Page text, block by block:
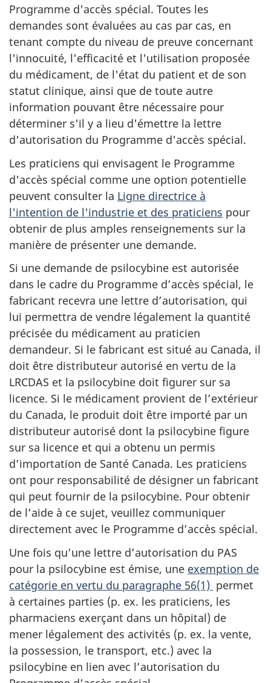
Programme d'accès spécial. Toutes les
demandes sont évaluées au cas par cas, en
tenant compte du niveau de preuve concernant
l'innocuité, l'efficacité et l'utilisation proposée
du médicament, de l'état du patient et de son
statut clinique, ainsi que de toute autre
information pouvant être nécessaire pour
déterminer s'il y a lieu d'émettre la lettre
d'autorisation du Programme d'accès spécial.
Les praticiens qui envisagent le Programme
d'accès spécial comme une option potentielle
peuvent consulter la Ligne directrice à
l'intention de l'industrie et des praticiens pour
obtenir de plus amples renseignements sur la
manière de présenter une demande.
Si une demande de psilocybine est autorisée
dans le cadre du Programme d’accès spécial, le
fabricant recevra une lettre d’autorisation, qui
lui permettra de vendre légalement la quantité
précisée du médicament au praticien
demandeur. Si le fabricant est situé au Canada, il
doit être distributeur autorisé en vertu de la
LRCDAS et la psilocybine doit figurer sur sa
licence. Si le médicament provient de l’extérieur
du Canada, le produit doit être importé par un
distributeur autorisé dont la psilocybine figure
sur sa licence et qui a obtenu un permis
d’importation de Santé Canada. Les praticiens
ont pour responsabilité de désigner un fabricant
qui peut fournir de la psilocybine. Pour obtenir
de l’aide à ce sujet, veuillez communiquer
directement avec le Programme d’accès spécial.
Une fois qu’une lettre d’autorisation du PAS
pour la psilocybine est émise, une exemption de
catégorie en vertu du paragraphe 56(1) permet
à certaines parties (p. ex. les praticiens, les
pharmaciens exerçant dans un hôpital) de
mener légalement des activités (p. ex. la vente,
la possession, le transport, etc.) avec la
psilocybine en lien avec l’autorisation du